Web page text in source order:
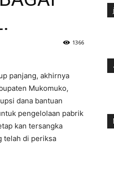
1366
panjang, akhirnya
Mukomuko,
dana bantuan
pengelolaan pabrik
kan tersangka
telah di periksa